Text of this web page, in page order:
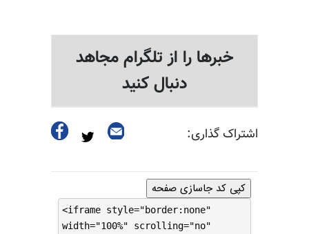
خبرها را از تلگرام مجاهد
دنبال کنید
اشتراک گذاری:
کپی کد جاسازی صفحه
<iframe style="border:none"
width="100%" scrolling="no"